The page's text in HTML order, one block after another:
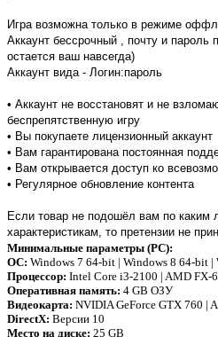
Игра возможна только в режиме
Аккаунт бессрочный , почту и пароль
остается ваш навсегда)
Аккаунт вида - Логин:пароль
• Аккаунт не восстановят и не
беспрепятственную игру
• Вы покупаете лицензионный аккаунт
• Вам гарантирована постоянная
• Вам открывается доступ ко
• Регулярное обновление контента
Если товар не подошёл вам по каким
характеристикам, то претензии не
Минимальные параметры (PC):
ОС: Windows 7 64-bit | Windows 8 64-bit
Процессор: Intel Core i3-2100 | AMD FX-
Оперативная память: 4 GB ОЗУ
Видеокарта: NVIDIA GeForce GTX 760 |
DirectX: Версии 10
Место на диске: 25 GB